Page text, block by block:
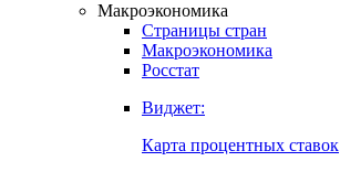
Макроэкономика
Страницы стран
Макроэкономика
Росстат
Виджет:
Карта процентных ставок